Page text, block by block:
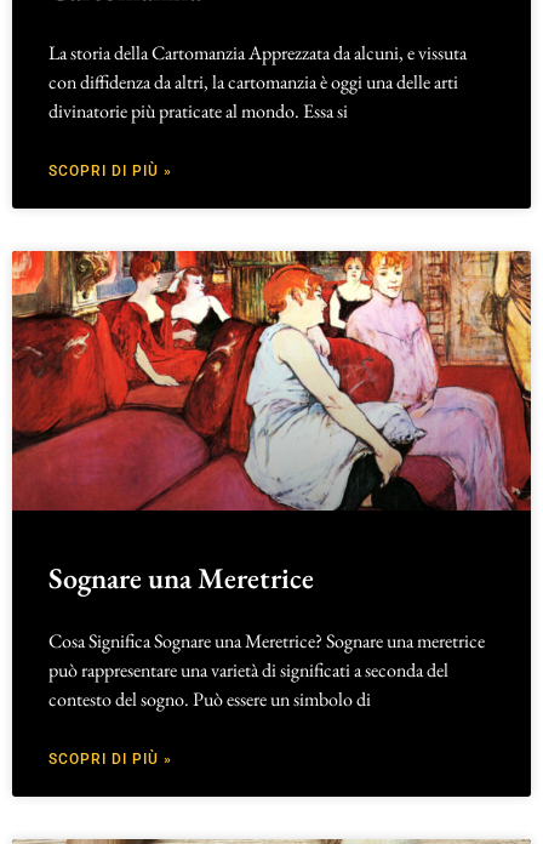
La storia della Cartomanzia Apprezzata da alcuni, e vissuta
con diffidenza da altri, la cartomanzia è oggi una delle arti
divinatorie più praticate al mondo. Essa si
SCOPRI DI PIÙ »
Sognare una Meretrice
Cosa Significa Sognare una Meretrice? Sognare una meretrice
può rappresentare una varietà di significati a seconda del
contesto del sogno. Può essere un simbolo di
SCOPRI DI PIÙ »